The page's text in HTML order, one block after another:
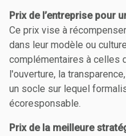
Prix de l’entreprise pour
Ce prix vise à
dans leur modèle ou
complémentaires à celles
l'ouverture, la
un socle sur lequel
écoresponsable.
Prix de la meilleure